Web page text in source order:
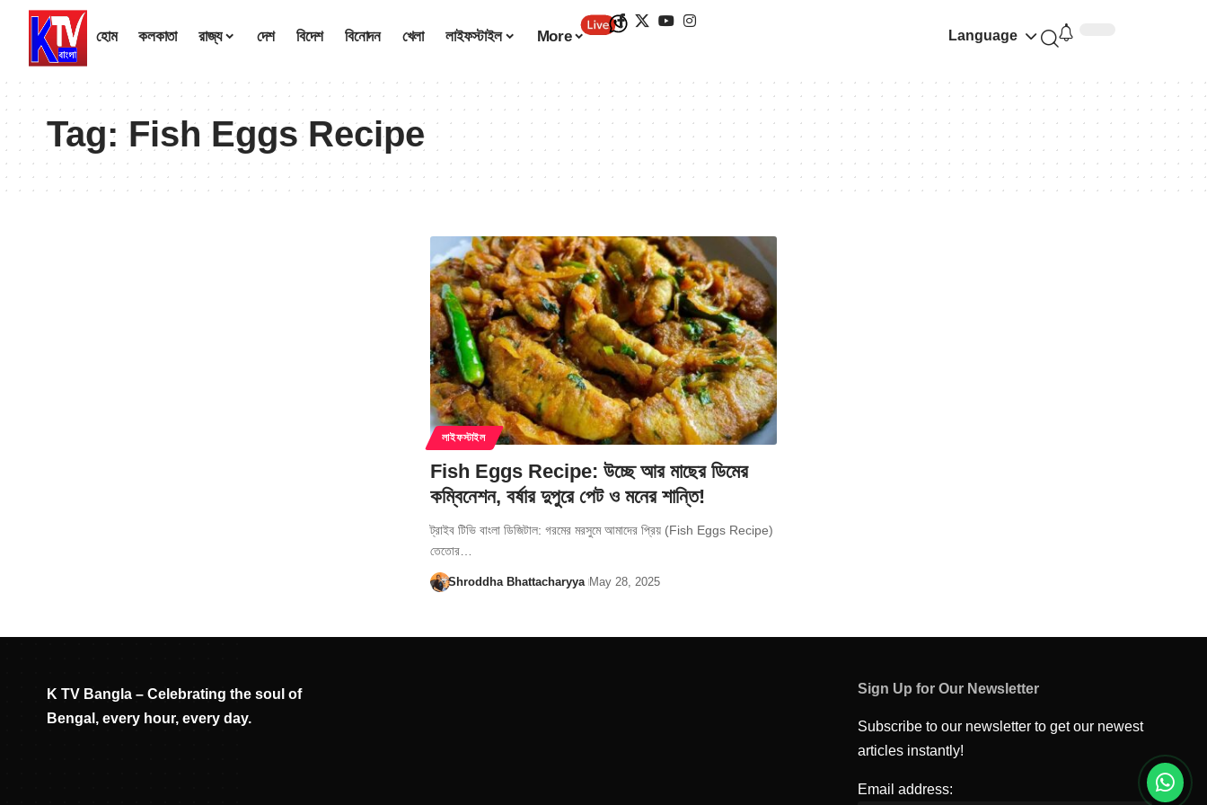
হোম কলকাতা রাজ্য দেশ বিদেশ বিনোদন খেলা লাইফস্টাইল More Language
Tag:Fish Eggs Recipe
লাইফস্টাইল
Fish Eggs Recipe: উচ্ছে আর মাছের ডিমের
কম্বিনেশন, বর্ষার দুপুরে পেট ও মনের শান্তি!
ট্রাইব টিভি বাংলা ডিজিটাল: গরমের মরসুমে আমাদের প্রিয় (Fish Eggs Recipe)
তেতোর…
Shroddha Bhattacharyya May 28, 2025
K TV Bangla – Celebrating the soul of
Bengal, every hour, every day.
Sign Up for Our Newsletter
Subscribe to our newsletter to get our newest
articles instantly!
Email address: